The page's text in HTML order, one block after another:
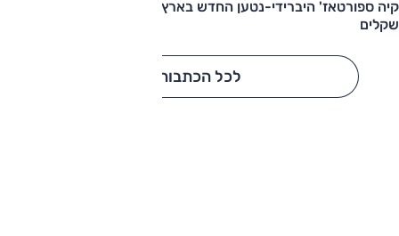
שקלים
לכל הכתבות